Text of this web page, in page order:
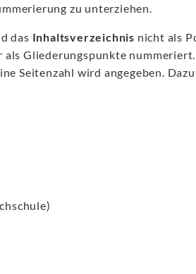
zu unterziehen.
das Inhaltsverzeichnis nicht als
Gliederungspunkte
Seitenzahl wird angegeben.